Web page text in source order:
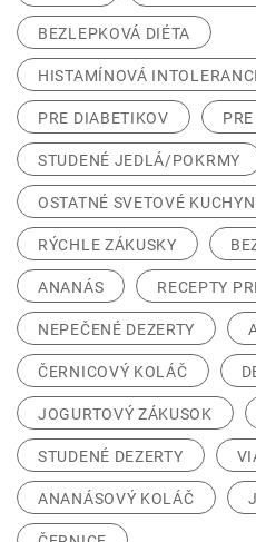
BEZLEPKOVÁ DIÉTA
HISTAMÍNOVÁ
PRE DIABETIKOV
STUDENÉ JEDLÁ/POKRMY
OSTATNÉ SVETOVÉ
RÝCHLE ZÁKUSKY
ANANÁS RECEPTY
NEPEČENÉ DEZERTY
ČERNICOVÝ KOLÁČ
JOGURTOVÝ ZÁKUSOK
STUDENÉ DEZERTY
ANANÁSOVÝ KOLÁČ